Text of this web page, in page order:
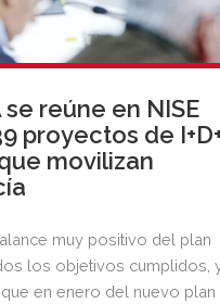
reúne en NISE
proyectos de
movilizan
muy positivo del plan
los objetivos cumplidos,
en enero del nuevo plan